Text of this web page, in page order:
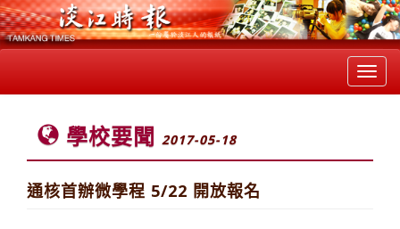
學校要聞 2017-05-18
通核首辦微學程 5/22 開放報名